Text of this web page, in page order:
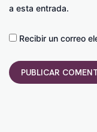
a esta entrada.
Recibir un correo